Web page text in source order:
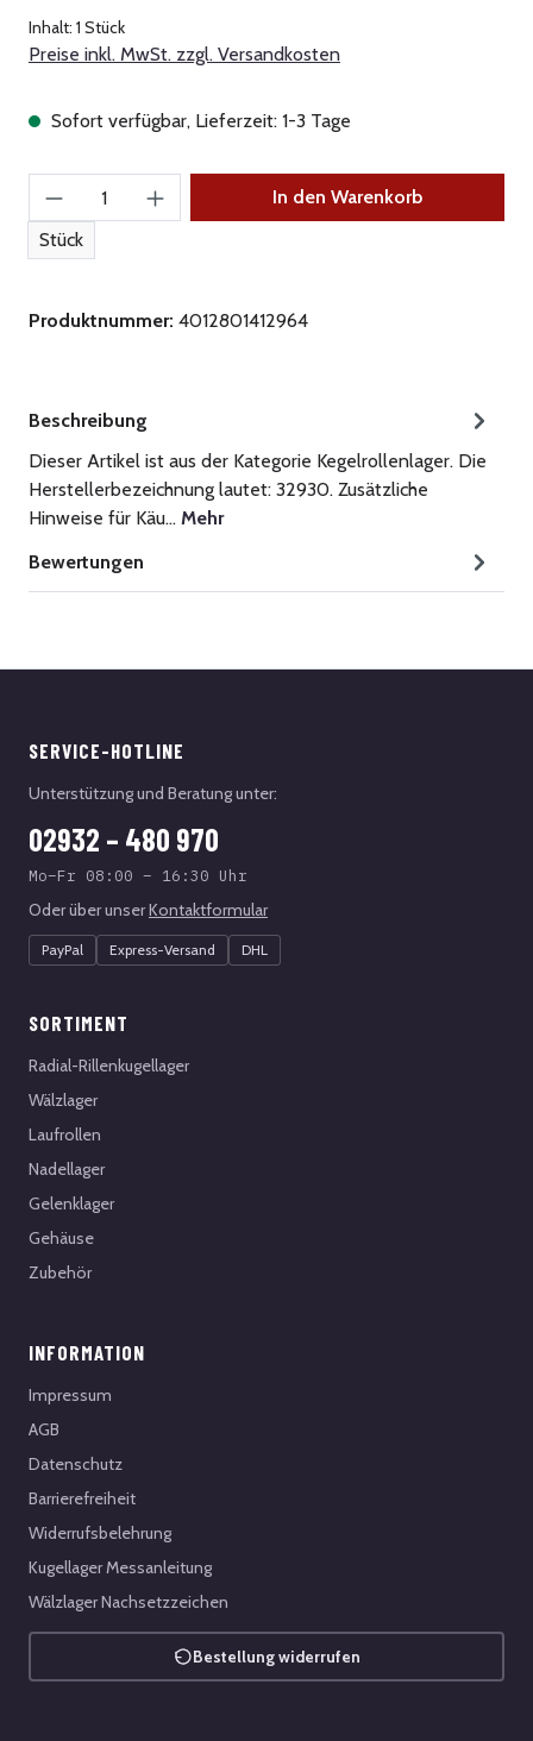
Inhalt: 1 Stück
Preise inkl. MwSt. zzgl. Versandkosten
Sofort verfügbar, Lieferzeit: 1-3 Tage
Produkt Anzahl: Gib den gewünschten Wert
Stück
In den Warenkorb
Produktnummer: 4012801412964
Beschreibung
Dieser Artikel ist aus der Kategorie Kegelrollenlager. Die
Herstellerbezeichnung lautet: 32930. Zusätzliche
Hinweise für Käu… Mehr
Bewertungen
SERVICE-HOTLINE
Unterstützung und Beratung unter:
02932 – 480 970
Mo–Fr 08:00 – 16:30 Uhr
Oder über unserKontaktformular
PayPal Express-Versand DHL
SORTIMENT
Radial-Rillenkugellager
Wälzlager
Laufrollen
Nadellager
Gelenklager
Gehäuse
Zubehör
INFORMATION
Impressum
AGB
Datenschutz
Barrierefreiheit
Widerrufsbelehrung
Kugellager Messanleitung
Wälzlager Nachsetzzeichen
Bestellung widerrufen